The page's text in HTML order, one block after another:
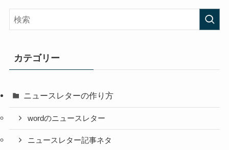
カテゴリー
ニュースレターの作り方
wordのニュースレター
ニュースレター記事ネタ